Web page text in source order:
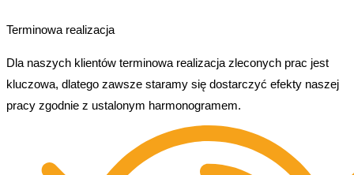
Terminowa realizacja
Dla naszych klientów terminowa realizacja zleconych prac jest
kluczowa, dlatego zawsze staramy się dostarczyć efekty naszej
pracy zgodnie z ustalonym harmonogramem.